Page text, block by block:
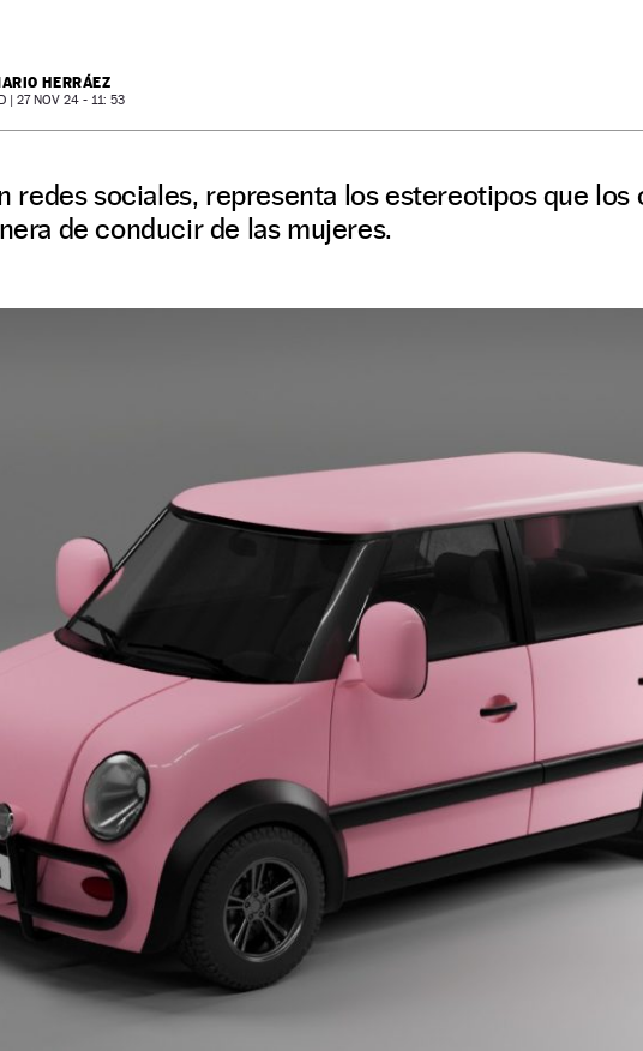
HERRÁEZ
| 27 NOV 24 - 11: 53
redes sociales, representa los estereotipos que
de conducir de las mujeres.